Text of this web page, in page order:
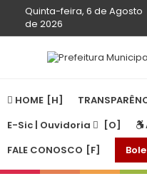
Quinta-feira, 6 de Agosto
de 2026
HOME
E-Sic | Ouvidoria
FALE CONOSCO